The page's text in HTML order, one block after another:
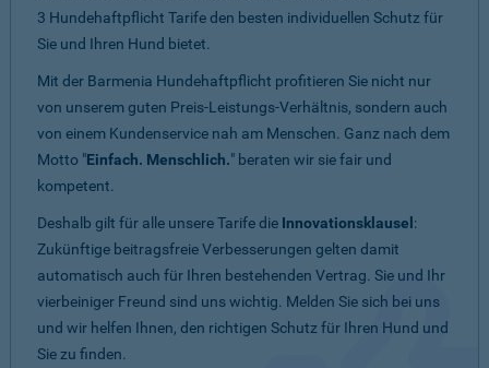
3 Hundehaftpflicht Tarife den besten individuellen Schutz für
Sie und Ihren Hund bietet.
Mit der Barmenia Hundehaftpflicht profitieren Sie nicht nur
von unserem guten Preis-Leistungs-Verhältnis, sondern auch
von einem Kundenservice nah am Menschen. Ganz nach dem
Motto "Einfach. Menschlich." beraten wir sie fair und
kompetent.
Deshalb gilt für alle unsere Tarife die Innovationsklausel :
Zukünftige beitragsfreie Verbesserungen gelten damit
automatisch auch für Ihren bestehenden Vertrag. Sie und Ihr
vierbeiniger Freund sind uns wichtig. Melden Sie sich bei uns
und wir helfen Ihnen, den richtigen Schutz für Ihren Hund und
Sie zu finden.